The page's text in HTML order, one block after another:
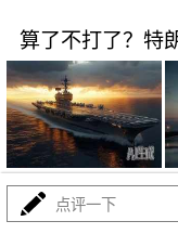
算了不打了？特
最热
点评一下